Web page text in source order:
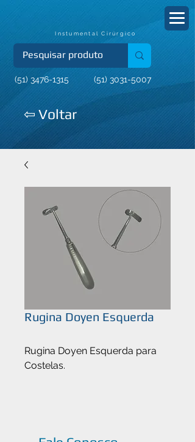
(51) 3031-5007
(51) 3476-1315
Instumental Cirúrgico
⇦ Voltar
Rugina Doyen Esquerda
Rugina Doyen Esquerda para
Costelas.